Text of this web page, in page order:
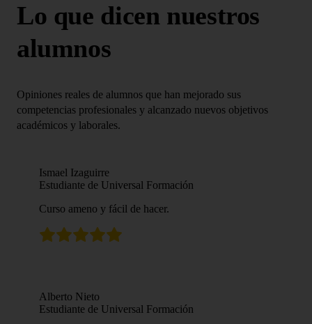
Lo que dicen nuestros
alumnos
Opiniones reales de alumnos que han mejorado sus
competencias profesionales y alcanzado nuevos objetivos
académicos y laborales.
Ismael Izaguirre
Estudiante de Universal Formación
Curso ameno y fácil de hacer.
Alberto Nieto
Estudiante de Universal Formación